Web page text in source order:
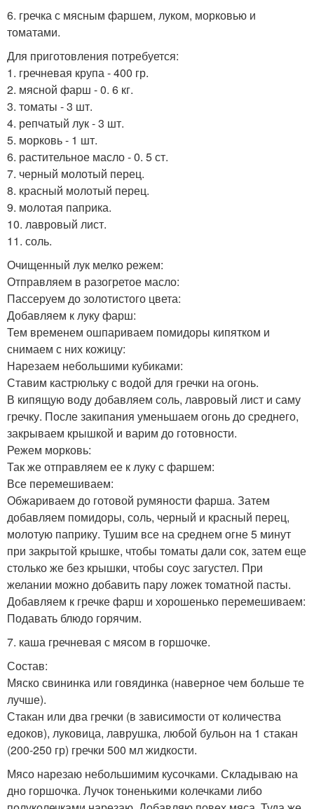
6. гречка с мясным фаршем, луком, морковью и
томатами.
Для приготовления потребуется:
1. гречневая крупа - 400 гр.
2. мясной фарш - 0. 6 кг.
3. томаты - 3 шт.
4. репчатый лук - 3 шт.
5. морковь - 1 шт.
6. растительное масло - 0. 5 ст.
7. черный молотый перец.
8. красный молотый перец.
9. молотая паприка.
10. лавровый лист.
11. соль.
Очищенный лук мелко режем:
Отправляем в разогретое масло:
Пассеруем до золотистого цвета:
Добавляем к луку фарш:
Тем временем ошпариваем помидоры кипятком и
снимаем с них кожицу:
Нарезаем небольшими кубиками:
Ставим кастрюльку с водой для гречки на огонь.
В кипящую воду добавляем соль, лавровый лист и саму
гречку. После закипания уменьшаем огонь до среднего,
закрываем крышкой и варим до готовности.
Режем морковь:
Так же отправляем ее к луку с фаршем:
Все перемешиваем:
Обжариваем до готовой румяности фарша. Затем
добавляем помидоры, соль, черный и красный перец,
молотую паприку. Тушим все на среднем огне 5 минут
при закрытой крышке, чтобы томаты дали сок, затем еще
столько же без крышки, чтобы соус загустел. При
желании можно добавить пару ложек томатной пасты.
Добавляем к гречке фарш и хорошенько перемешиваем:
Подавать блюдо горячим.
7. каша гречневая с мясом в горшочке.
Состав:
Мяско свининка или говядинка (наверное чем больше те
лучше).
Стакан или два гречки (в зависимости от количества
едоков), луковица, лаврушка, любой бульон на 1 стакан
(200-250 гр) гречки 500 мл жидкости.
Мясо нарезаю небольшимим кусочками. Складываю на
дно горшочка. Лучок тоненькими колечками либо